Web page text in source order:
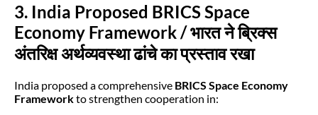
3. India Proposed BRICS Space
Economy Framework / भारत ने ब्रिक्स
अंतरिक्ष अर्थव्यवस्था ढांचे का प्रस्ताव रखा
India proposed a comprehensive BRICS Space Economy
Frameworkto strengthen cooperation in: